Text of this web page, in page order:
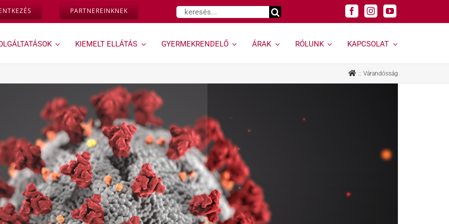
PARTNEREINKNEK Keresés...
magzati
diagnosztika »
Down-szűrés és egyéb
magzati genetikai
rendellenességek
vizsgálata az első
trimeszterben
Kombinált teszt
Ultrahangos
vizsgálataink
Magzati és
várandósság alatti
gyermekrendelő »
Ugrás a Géndinó
gyermekrendelő
szolgáltatásaihoz
vizsgálatok »
Genetikai
rendellenességek
Rák és rákhajlam
genetikai vizsgálata
Öröklődő emlő- és
petefészekrák
Felnőtt
szakrendelések »
Bőrgyógyászat,
Horkolás
KIEMELT ELLÁTÁS GYERMEKRENDELŐ ÁRAK RÓLUNK KAPCSOLAT
Várandósság